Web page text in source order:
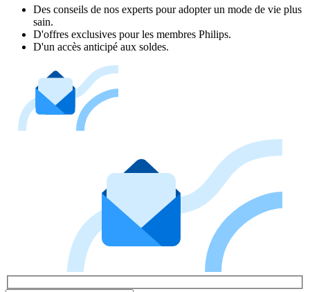
Des conseils de nos experts pour adopter un mode de vie plus
sain.
D'offres exclusives pour les membres Philips.
D'un accès anticipé aux soldes.